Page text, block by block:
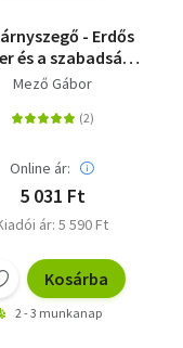
- Erdős
és a szabadság
vándorai
Mező Gábor
Online ár:
5 031 Ft
ár: 5 590 Ft
Kosárba
2 - 3 munkanap